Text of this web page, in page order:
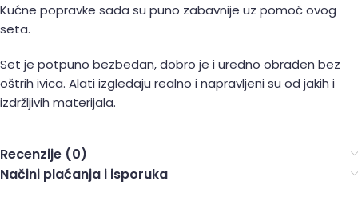
Kućne popravke sada su puno zabavnije uz pomoć ovog
seta.
Set je potpuno bezbedan, dobro je i uredno obrađen bez
oštrih ivica. Alati izgledaju realno i napravljeni su od jakih i
izdržljivih materijala.
Recenzije (0)
Načini plaćanja i isporuka